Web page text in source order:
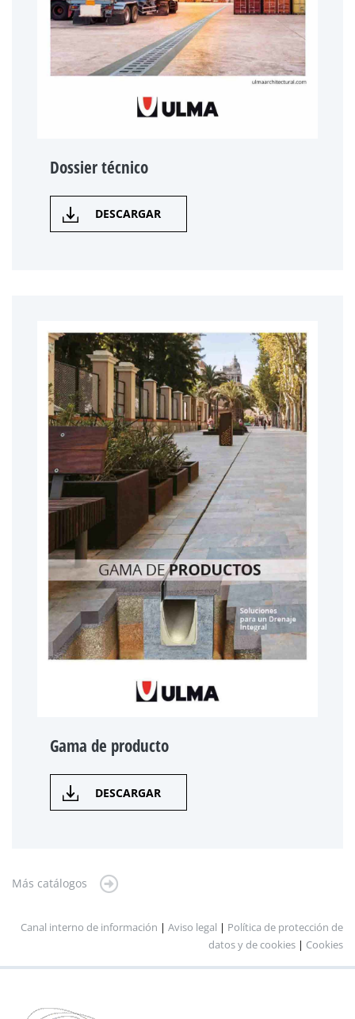
Dossier técnico
DESCARGAR
Gama de producto
DESCARGAR
Más catálogos
Canal interno de información | Aviso legal | Política de protección de
datos y de cookies | Cookies